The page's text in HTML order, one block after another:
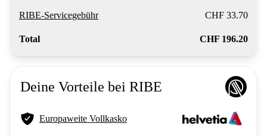
RIBE-Servicegebühr CHF 33.70
Total CHF 196.20
Deine Vorteile bei RIBE
Europaweite Vollkasko